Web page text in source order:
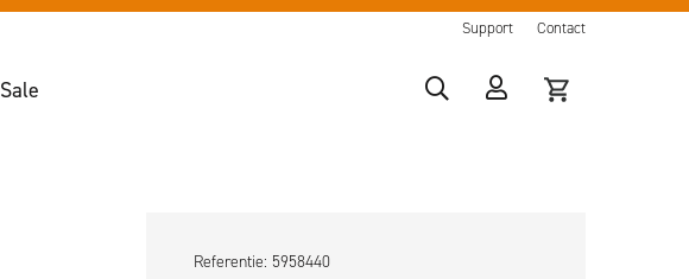
Support Contact
Sale
Referentie: 5958440